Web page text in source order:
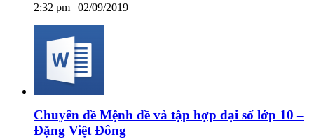
2:32 pm | 02/09/2019
Chuyên đề Mệnh đề và tập hợp đại số lớp 10 –
Đặng Việt Đông